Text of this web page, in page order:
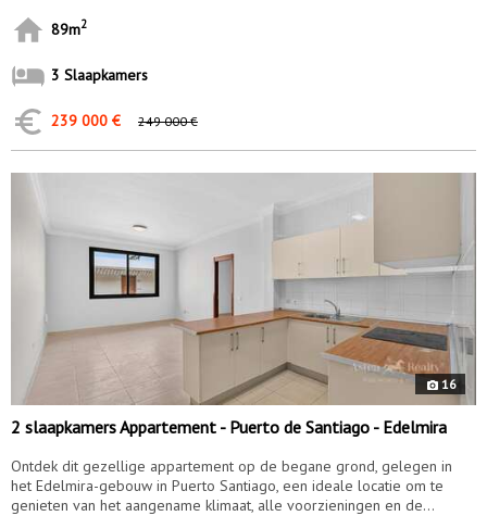
89m2
3 Slaapkamers
239 000 € 249 000 €
16
2 slaapkamers Appartement - Puerto de Santiago - Edelmira
Ontdek dit gezellige appartement op de begane grond, gelegen in
het Edelmira-gebouw in Puerto Santiago, een ideale locatie om te
genieten van het aangename klimaat, alle voorzieningen en de...